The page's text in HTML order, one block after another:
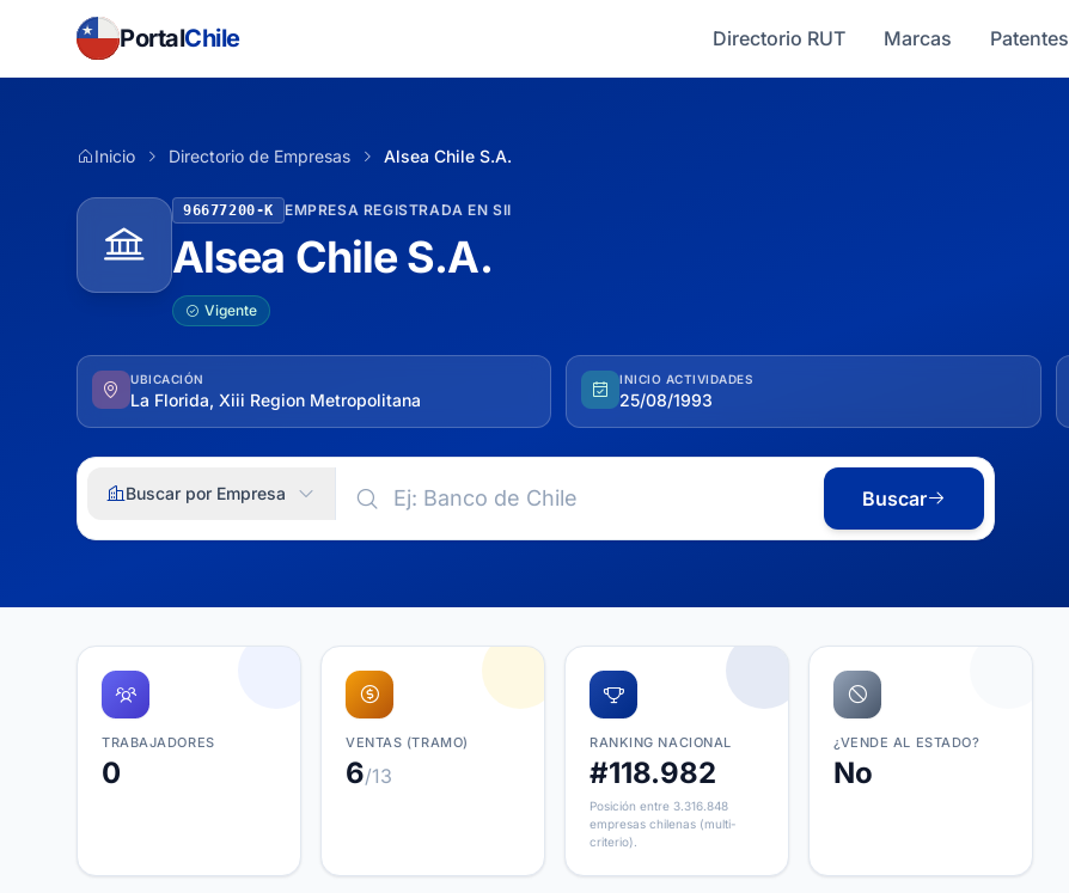
PortalChile Directorio RUT Marcas Patentes
Inicio Directorio de Empresas Alsea Chile S.A.
96677200-K EMPRESA REGISTRADA EN SII
Alsea Chile S.A.
Vigente
UBICACIÓN
La Florida, Xiii Region Metropolitana
INICIO ACTIVIDADES
25/08/1993
Buscar por Empresa Buscar
TRABAJADORES
0
VENTAS (TRAMO)
6/13
RANKING NACIONAL
#118.982
Posición entre 3.316.848
empresas chilenas (multi-
criterio).
¿VENDE AL ESTADO?
No